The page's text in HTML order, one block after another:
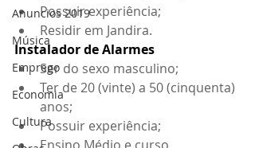
Anuncios 2019
Música
Emprego
Economia
Cultura
Possuir experiência;
Residir em Jandira.
Instalador de Alarmes
Ser do sexo masculino;
Ter de 20 (vinte) a 50 (cinquenta)
anos;
Possuir experiência;